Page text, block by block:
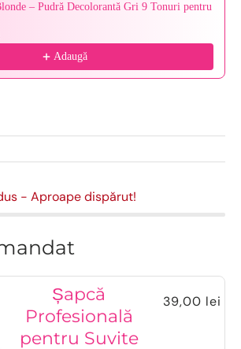
– Pudră Decolorantă Gri 9 Tonuri pentru
Adaugă
- Aproape dispărut!
Șapcă
Profesională
pentru Suvite
39,00 lei